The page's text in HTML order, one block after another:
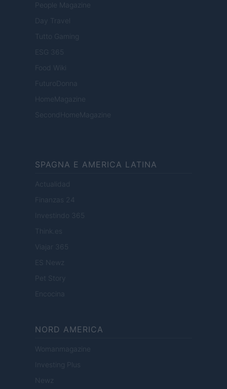
People Magazine
Day Travel
Tutto Gaming
ESG 365
Food Wiki
FuturoDonna
HomeMagazine
SecondHomeMagazine
SPAGNA E AMERICA LATINA
Actualidad
Finanzas 24
Investindo 365
Think.es
Viajar 365
ES Newz
Pet Story
Encocina
NORD AMERICA
Womanmagazine
Investing Plus
Newz